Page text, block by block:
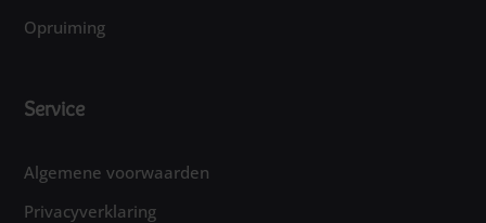
Opruiming
Service
Algemene voorwaarden
Privacyverklaring